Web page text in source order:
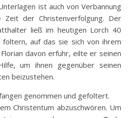
ist auch von Verbannung
der Christenverfolgung. Der
ließ im heutigen Lorch 40
auf das sie sich von ihrem
davon erfuhr, eilte er seinen
um ihnen gegenüber seinen
beizustehen.
genommen und gefoltert.
Christentum abzuschwören. Um